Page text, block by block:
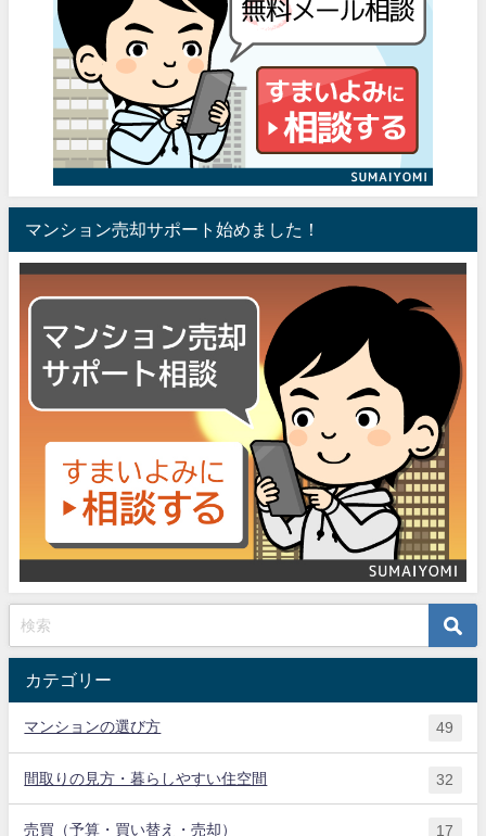
マンション売却サポート始めました！
カテゴリー
マンションの選び方 49
間取りの見方・暮らしやすい住空間 32
売買（予算・買い替え・売却） 17